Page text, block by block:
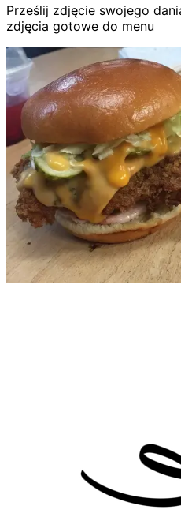
Prześlij zdjęcie swojego
zdjęcia gotowe do menu